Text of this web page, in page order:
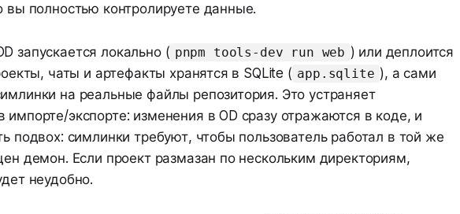
вы полностью контролируете данные.
запускается локально ( pnpm tools-dev run web ) или деплоится
чаты и артефакты хранятся в SQLite ( app.sqlite ), а сами
на реальные файлы репозитория. Это устраняет
импорте/экспорте: изменения в OD сразу отражаются в коде, и
подвох: симлинки требуют, чтобы пользователь работал в той же
демон. Если проект размазан по нескольким директориям,
неудобно.